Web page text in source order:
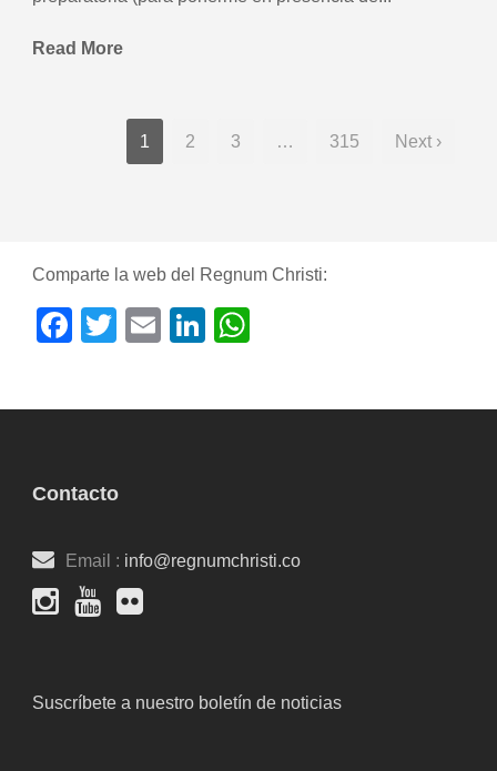
Read More
1 2 3 … 315 Next ›
Comparte la web del Regnum Christi:
Facebook
Twitter
EmailLinkedIn
Contacto
Email : info@regnumchristi.co
Suscríbete a nuestro boletín de noticias